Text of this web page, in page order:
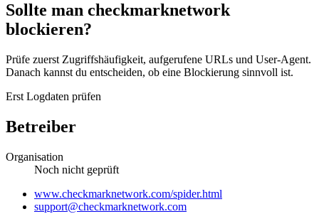
Sollte man checkmarknetwork
blockieren?
Prüfe zuerst Zugriffshäufigkeit, aufgerufene URLs und User-Agent.
Danach kannst du entscheiden, ob eine Blockierung sinnvoll ist.
Erst Logdaten prüfen
Betreiber
Organisation
Noch nicht geprüft
Website
www.checkmarknetwork.com/spider.html
E-
support@checkmarknetwork.com